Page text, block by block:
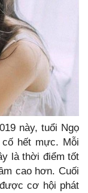
này, tuổi Ngọ
hết mực. Mỗi
là thời điểm tốt
cao hơn. Cuối
cơ hội phát